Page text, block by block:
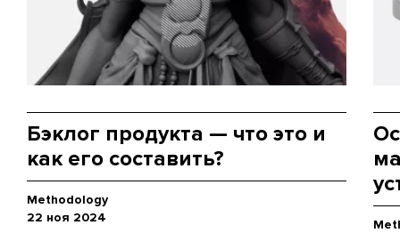
Бэклог продукта — что это и
как его составить?
Methodology
22 ноя 2024